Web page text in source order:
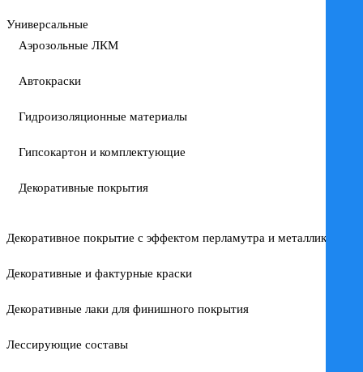
Универсальные
Аэрозольные ЛКМ
Автокраски
Гидроизоляционные материалы
Гипсокартон и комплектующие
Декоративные покрытия
Декоративное покрытие с эффектом перламутра и металлика
Декоративные и фактурные краски
Декоративные лаки для финишного покрытия
Лессирующие составы